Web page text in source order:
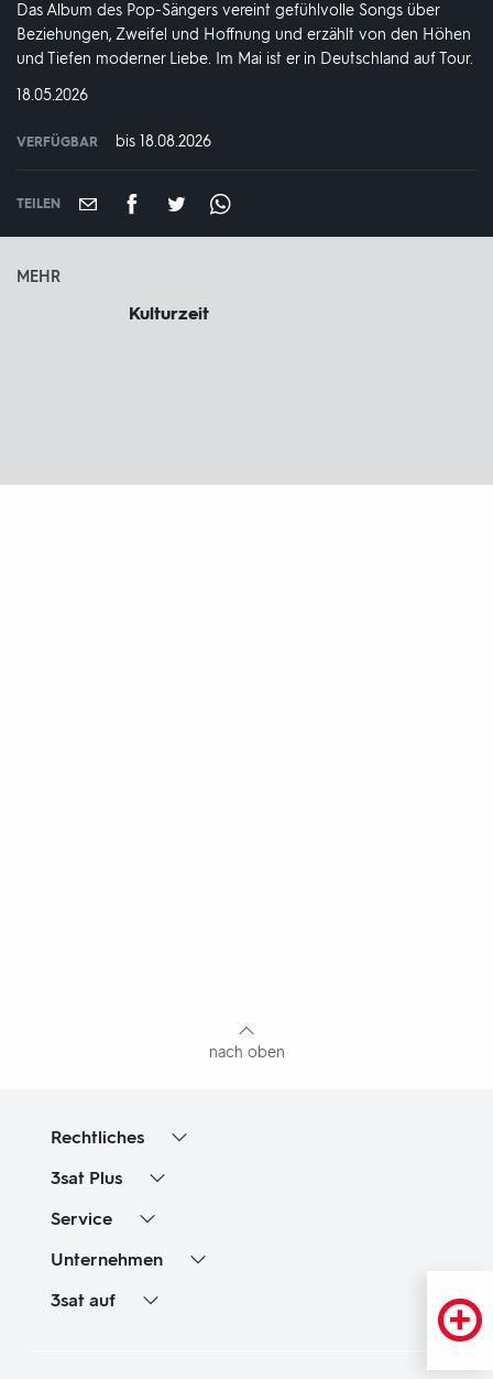
Das Album des Pop-Sängers vereint gefühlvolle Songs über
Beziehungen, Zweifel und Hoffnung und erzählt von den Höhen
und Tiefen moderner Liebe. Im Mai ist er in Deutschland auf Tour.
DATUM:
18.05.2026
VERFÜGBAR bis 18.08.2026
TEILEN
MEHR
Kulturzeit
nach oben
Rechtliches
3sat Plus
Service
Unternehmen
3sat auf